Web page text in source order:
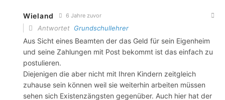
Wieland 6 Jahre zuvor
Antwortet Grundschullehrer
Aus Sicht eines Beamten der das Geld für sein Eigenheim
und seine Zahlungen mit Post bekommt ist das einfach zu
postulieren.
Diejenigen die aber nicht mit Ihren Kindern zeitgleich
zuhause sein können weil sie weiterhin arbeiten müssen
sehen sich Existenzängsten gegenüber. Auch hier hat der